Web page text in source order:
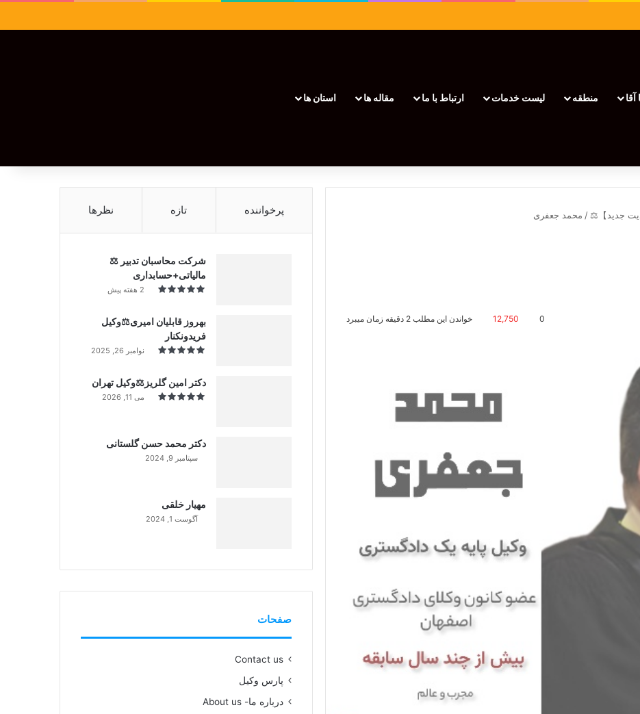
آقا منطقه لیست خدمات ارتباط با ما مقاله ها استان ها
/ محمد جعفری
0
12,750 خواندن این مطلب 2 دقیقه زمان میبرد
پرخواننده تازه نظرها
شرکت محاسبان تدبیر ⚖️
مالیاتی+حسابداری
2 هفته پیش
بهروز قابلیان امیری⚖️وکیل
فریدونکنار
نوامبر 26, 2025
دکتر امین گلریز⚖️وکیل تهران
می 11, 2026
دکتر محمد حسن گلستانی
سپتامبر 9, 2024
مهیار خلقی
آگوست 1, 2024
صفحات
Contact us
پارس وکیل
درباره ما- About us